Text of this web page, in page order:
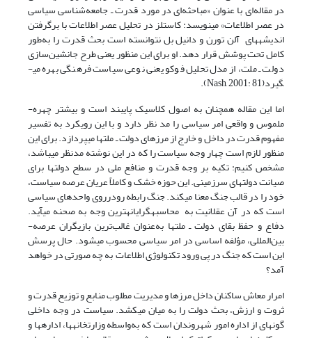
در مقاله‌ای با عنوان «مباحثه‌ای در مورد قدرت ـ جامعه‌شناسی سیاسی
در عصر اطلاعات» می­نویسد: کاستلز در تحلیل عصر اطلاعات با برگرفتن
اندیشه‏های آلن تورن و دانیل بل نتوانسته است بحث قدرت را به‌طور
کامل تحت پوشش قرار دهد. او برای این منظور یعنی طرح جانشین‌سازی
دولت ـ ملت، از مدل تحلیل فوکو یعنی نوعی سیاست فرهنگی بهره می­
گیرد(Nash, 2001: 81)­.
اما این مقاله همچنان به اصول کلاسیک پایبند است و بیشتر چهره­
ملموس و واقعی امر سیاسی را مد نظر دارد و با این رویکرد به تفسیر
مفهوم قدرت در داخل و خارج از مرزهای دولت ـ ملت‏ها می‏پردازد. برای این
منظور لازم است چهار وجه سیاست را که در این نوشته مدنظر می‏باشد،
مشخص کنیم: تکیه بر وجه قدرت و منافع ملی در سطح دولت‏ها برای
صیانت دولت‏های سرزمینی. این حوزه­ خشک و کاملاً عریان عرصه­ سیاست،
خود را در قالب جنگ معنا می‏کند. جنگ رابطه رودرروی واحدهای سیاسی
است که در آن عقلانیت به محاسبه­گرایانه­ترین وجه به صحنه می‏آید.
دفاع و حفظ بقای دولت ـ ملت‏ها به‌عنوان غالب‌ترین بازیگران عرصه­
بین‌المللی، مؤلفه اساسی در امر سیاسی محسوب می­شود. حال پرسش
این است که جنگ در پی ورود تکنولوژی اطلاعات به چه صورتی در خواهد
آمد؟
امرار معاش ساکنان داخل مرزها و مدیریت مطلوب منابع و توزیع قدرت و
ثروت و ارزش، بحث دولت را به میان می‏کشد. سیاست در وجه داخلی
گونه­ای از اداره امور شهروندان است که به‌واسطه وزارتخانه‏ها، اداره‏ها و